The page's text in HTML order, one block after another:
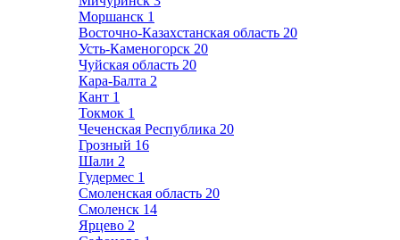
Моршанск 1
Восточно-Казахстанская область 20
Усть-Каменогорск 20
Чуйская область 20
Кара-Балта 2
Кант 1
Токмок 1
Чеченская Республика 20
Грозный 16
Шали 2
Гудермес 1
Смоленская область 20
Смоленск 14
Ярцево 2